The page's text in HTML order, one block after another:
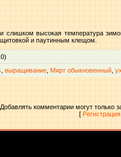
слишком высокая температура
и паутинным клещом.
выращивание Мирт обыкновенный
Добавлять комментарии могут только
[ Регистрация